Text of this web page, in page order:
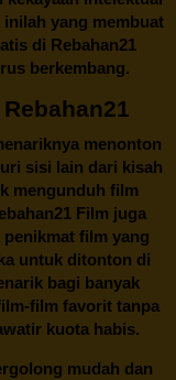
yang membuat
di Rebahan21
berkembang.
menonton
sisi lain dari kisah
mengunduh film
Film juga
film yang
untuk ditonton di
bagi banyak
film favorit tanpa
kuota habis.
mudah dan